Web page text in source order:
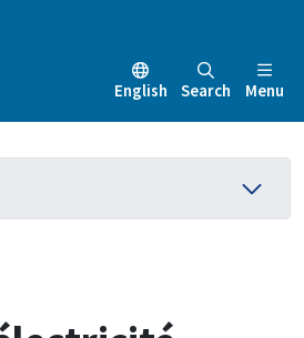
English Search Menu